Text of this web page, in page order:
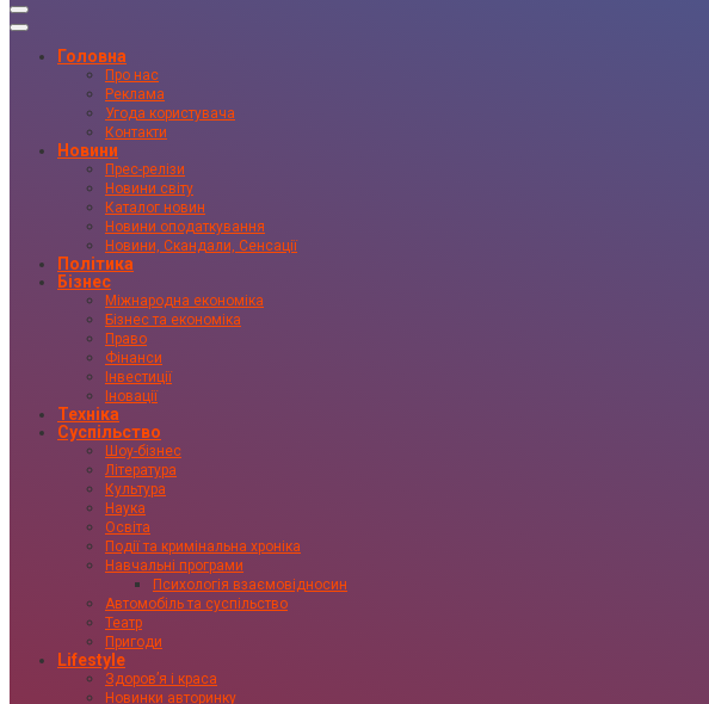
Головна
Про нас
Реклама
Угода користувача
Контакти
Новини
Прес-релізи
Новини світу
Каталог новин
Новини оподаткування
Новини, Скандали, Сенсації
Політика
Бізнес
Міжнародна економіка
Бізнес та економіка
Право
Фінанси
Інвестиції
Іновації
Техніка
Суспільство
Шоу-бізнес
Література
Культура
Наука
Освіта
Події та кримінальна хроніка
Навчальні програми
Психологія взаємовідносин
Автомобіль та суспільство
Театр
Пригоди
Lifestyle
Здоровʼя і краса
Новинки авторинку